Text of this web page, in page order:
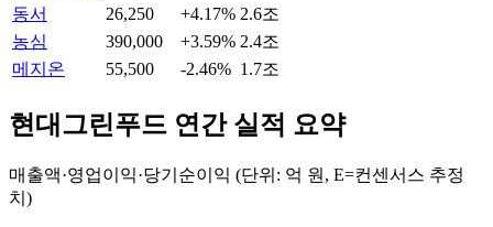
동서
26,250 +4.17% 2.6조
농심
390,000 +3.59% 2.4조
메지온
55,500 -2.46% 1.7조
현대그린푸드 연간 실적 요약
매출액·영업이익·당기순이익 (단위: 억 원, E=컨센서스 추정
치)